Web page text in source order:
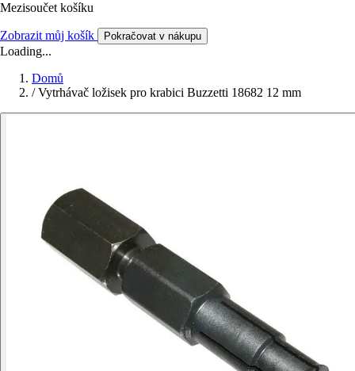
Mezisoučet košíku
Zobrazit můj košík Pokračovat v nákupu
Loading...
Domů
/ Vytrhávač ložisek pro krabici Buzzetti 18682 12 mm